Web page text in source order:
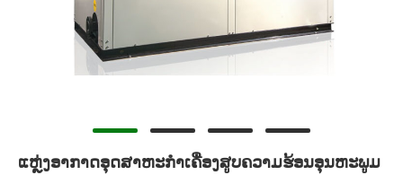
ແຫຼ່ງອາກາດອຸດສາຫະກໍາເຄື່ອງສູບຄວາມຮ້ອນອຸນຫະພູມ